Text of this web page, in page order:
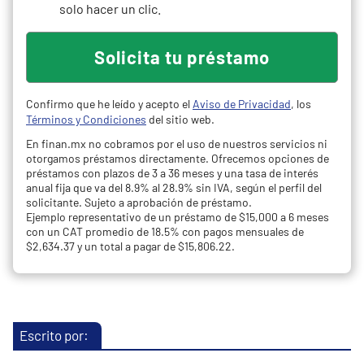
solo hacer un clic.
Confirmo que he leído y acepto el Aviso de Privacidad, los
Términos y Condiciones del sitio web.
En finan.mx no cobramos por el uso de nuestros servicios ni
otorgamos préstamos directamente. Ofrecemos opciones de
préstamos con plazos de 3 a 36 meses y una tasa de interés
anual fija que va del 8.9% al 28.9% sin IVA, según el perfil del
solicitante. Sujeto a aprobación de préstamo.
Ejemplo representativo de un préstamo de $15,000 a 6 meses
con un CAT promedio de 18.5% con pagos mensuales de
$2,634.37 y un total a pagar de $15,806.22.
Escrito por: